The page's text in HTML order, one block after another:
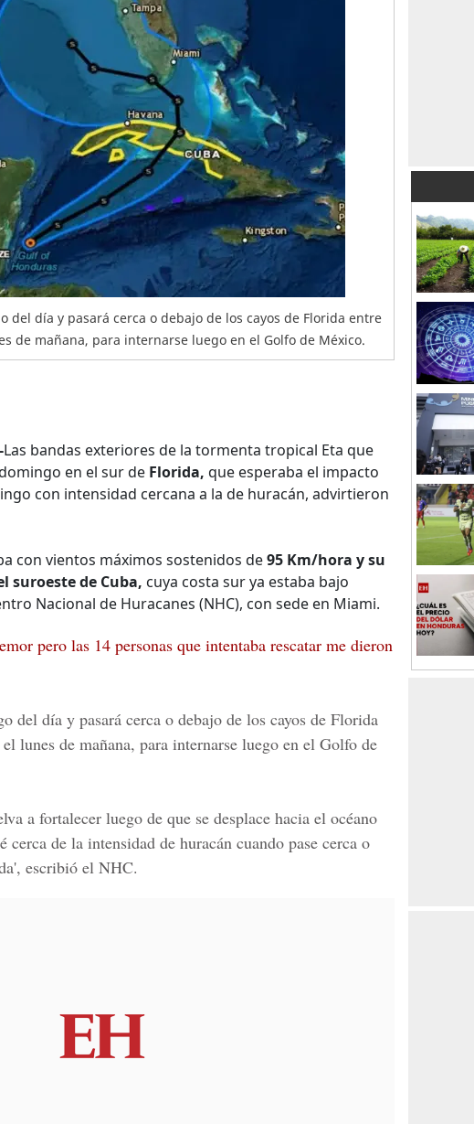
del día y pasará cerca o debajo de los cayos de Florida entre
de mañana, para internarse luego en el Golfo de México.
Las bandas exteriores de la tormenta tropical Eta que
en el sur de Florida, que esperaba el impacto
con intensidad cercana a la de huracán, advirtieron
con vientos máximos sostenidos de95 Km/hora y su
suroeste de Cuba, cuya costa sur ya estaba bajo
Nacional de Huracanes (NHC), con sede en Miami.
pero las 14 personas que intentaba rescatar me dieron
del día y pasará cerca o debajo de los cayos de Florida
lunes de mañana, para internarse luego en el Golfo de
a fortalecer luego de que se desplace hacia el océano
cerca de la intensidad de huracán cuando pase cerca o
escribió el NHC.